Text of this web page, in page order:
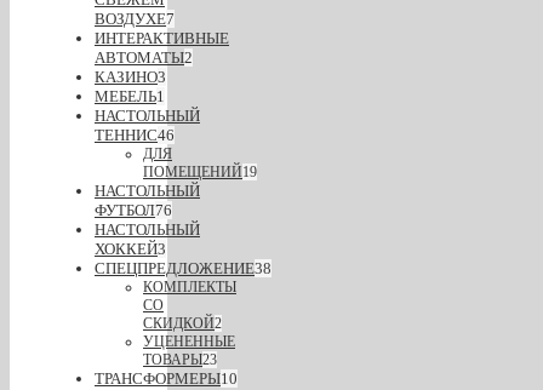
ВОЗДУХЕ7
ИНТЕРАКТИВНЫЕ
АВТОМАТЫ2
КАЗИНО3
МЕБЕЛЬ1
НАСТОЛЬНЫЙ
ТЕННИС46
ДЛЯ
ПОМЕЩЕНИЙ19
НАСТОЛЬНЫЙ
ФУТБОЛ76
НАСТОЛЬНЫЙ
ХОККЕЙ3
СПЕЦПРЕДЛОЖЕНИЕ38
КОМПЛЕКТЫ
СО
СКИДКОЙ2
УЦЕНЕННЫЕ
ТОВАРЫ23
ТРАНСФОРМЕРЫ10